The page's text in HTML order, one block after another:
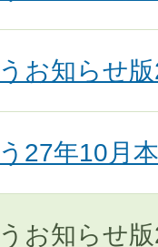
お知らせ
27年10月
お知らせ